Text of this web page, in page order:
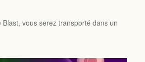
Blast, vous serez transporté dans un